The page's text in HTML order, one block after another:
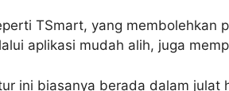
TSmart, yang membolehkan
aplikasi mudah alih, juga
ini biasanya berada dalam julat